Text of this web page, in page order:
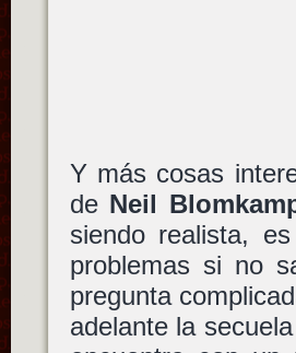
Y más cosas
de Neil
siendo realista,
problemas si no
pregunta
adelante la